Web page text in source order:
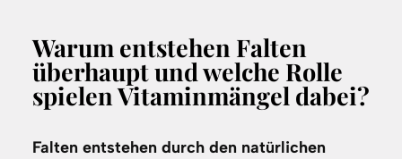
Warum entstehen Falten
überhaupt und welche Rolle
spielen Vitaminmängel dabei?
Falten entstehen durch den natürlichen